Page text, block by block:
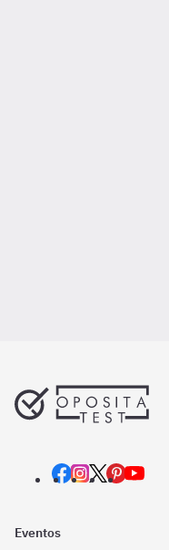
Eventos